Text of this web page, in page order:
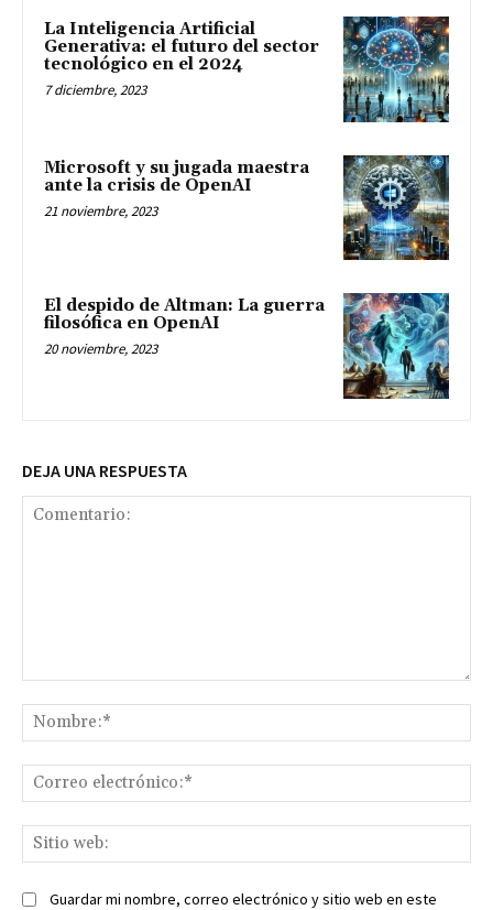
La Inteligencia Artificial
Generativa: el futuro del sector
tecnológico en el 2024
7 diciembre, 2023
Microsoft y su jugada maestra
ante la crisis de OpenAI
21 noviembre, 2023
El despido de Altman: La guerra
filosófica en OpenAI
20 noviembre, 2023
DEJA UNA RESPUESTA
Guardar mi nombre, correo electrónico y sitio web en este